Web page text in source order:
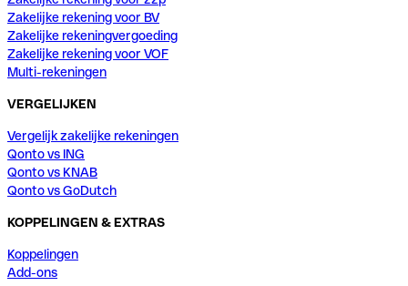
Zakelijke rekening voor BV
Zakelijke rekeningvergoeding
Zakelijke rekening voor VOF
Multi-rekeningen
VERGELIJKEN
Vergelijk zakelijke rekeningen
Qonto vs ING
Qonto vs KNAB
Qonto vs GoDutch
KOPPELINGEN & EXTRAS
Koppelingen
Add-ons